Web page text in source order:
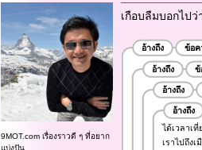
9MOT.com เรื่องราวดี ๆ ที่อยาก
แบ่งปัน
เกือบลืมบอกไป
อ้างถึง ข้อค
อ้างถึง ข้
อ้างถึง
อ้างถึง
ได้เวลาเ
เราไปถึง